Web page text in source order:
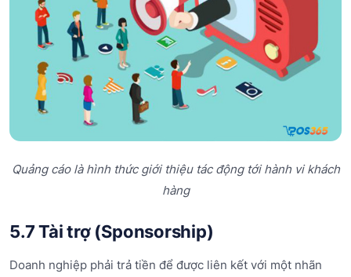
Quảng cáo là hình thức giới thiệu tác động tới hành vi khách
hàng
5.7 Tài trợ (Sponsorship)
Doanh nghiệp phải trả tiền để được liên kết với một nhãn